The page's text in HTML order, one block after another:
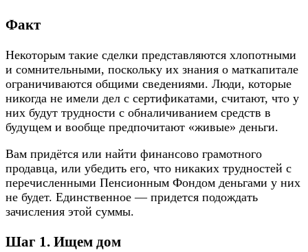
Факт
Некоторым такие сделки представляются хлопотными
и сомнительными, поскольку их знания о маткапитале
ограничиваются общими сведениями. Люди, которые
никогда не имели дел с сертификатами, считают, что у
них будут трудности с обналичиванием средств в
будущем и вообще предпочитают «живые» деньги.
Вам придётся или найти финансово грамотного
продавца, или убедить его, что никаких трудностей с
перечисленными Пенсионным Фондом деньгами у них
не будет. Единственное — придется подождать
зачисления этой суммы.
Шаг 1. Ищем дом